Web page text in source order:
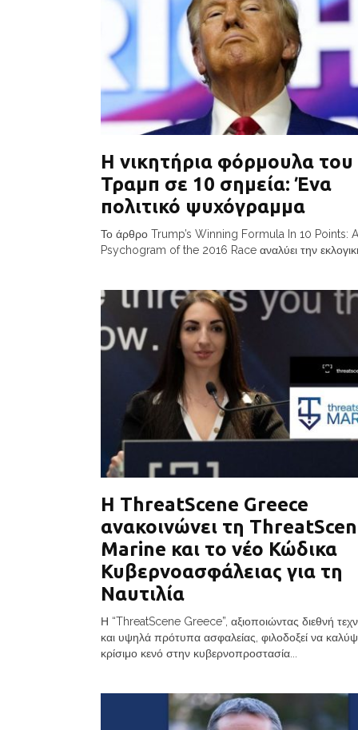
Η νικητήρια φόρμουλα του
Τραμπ σε 10 σημεία: Ένα
πολιτικό ψυχόγραμμα
Το άρθρο Trump’s Winning Formula In 10 Points:
Psychogram of the 2016 Race αναλύει την
Η ThreatScene Greece
ανακοινώνει τη
Marine και το νέο Κώδικα
Κυβερνοασφάλειας για τη
Ναυτιλία
Η “ThreatScene Greece”, αξιοποιώντας διεθνή
και υψηλά πρότυπα ασφαλείας, φιλοδοξεί να
κρίσιμο κενό στην κυβερνοπροστασία...